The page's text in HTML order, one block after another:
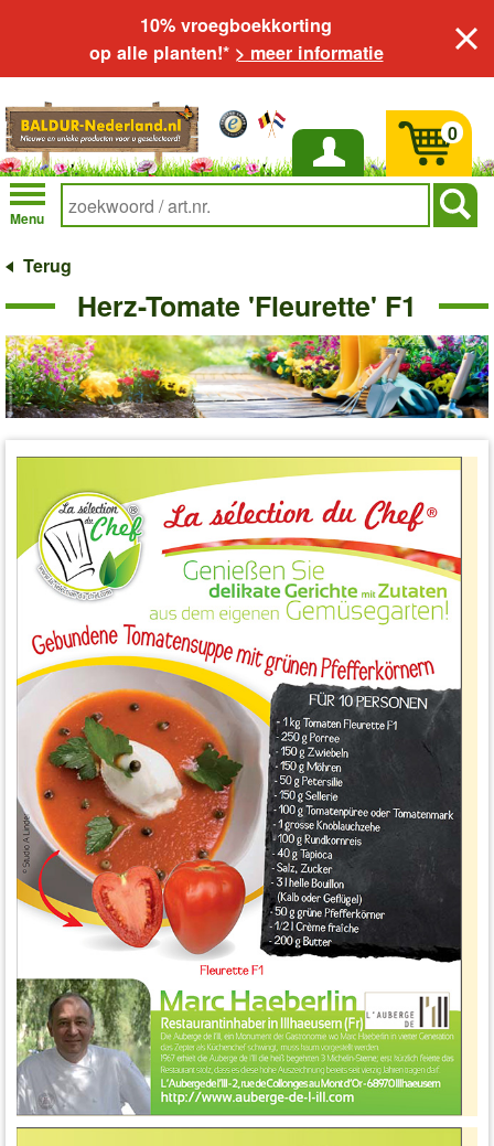
10% vroegboekkorting
op alle planten!* > meer informatie
Inloggen
Menu
0
Terug
Herz-Tomate 'Fleurette' F1